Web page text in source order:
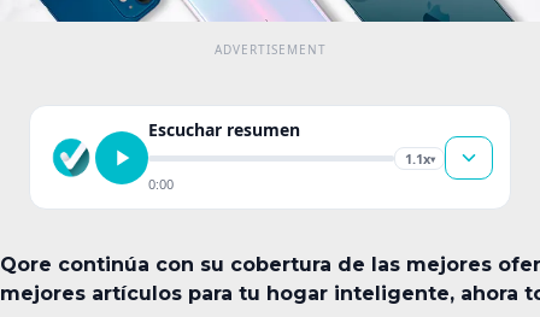
Escuchar resumen
1.1x▾
0:00
Qore continúa con su cobertura de las mejores
mejores artículos para tu hogar inteligente, ahora